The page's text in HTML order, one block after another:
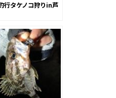
行タケノコ狩りin芦